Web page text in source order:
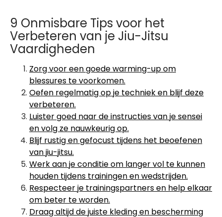
9 Onmisbare Tips voor het
Verbeteren van je Jiu-Jitsu
Vaardigheden
Zorg voor een goede warming-up om
blessures te voorkomen.
Oefen regelmatig op je techniek en blijf deze
verbeteren.
Luister goed naar de instructies van je sensei
en volg ze nauwkeurig op.
Blijf rustig en gefocust tijdens het beoefenen
van jiu-jitsu.
Werk aan je conditie om langer vol te kunnen
houden tijdens trainingen en wedstrijden.
Respecteer je trainingspartners en help elkaar
om beter te worden.
Draag altijd de juiste kleding en bescherming